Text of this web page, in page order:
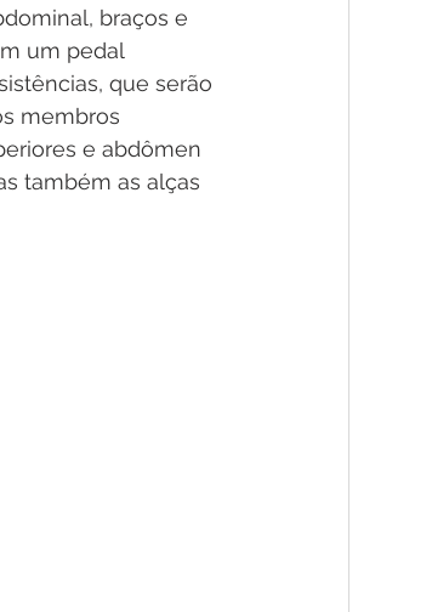
braços e
um pedal
que serão
membros
e abdômen
também as alças